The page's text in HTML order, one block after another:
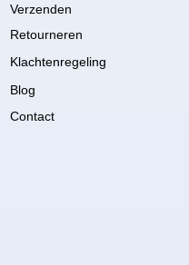
Verzenden
Retourneren
Klachtenregeling
Blog
Contact